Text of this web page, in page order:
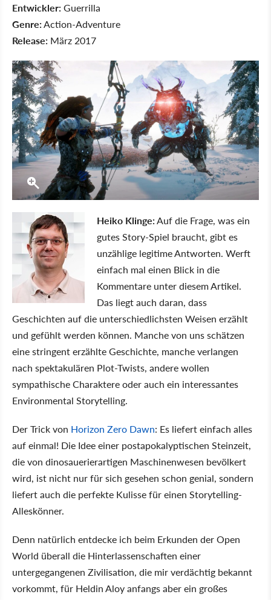
Entwickler:Guerrilla
Genre:Action-Adventure
Release: März 2017
Heiko Klinge:Auf die Frage, was ein
gutes Story-Spiel braucht, gibt es
unzählige legitime Antworten. Werft
einfach mal einen Blick in die
Kommentare unter diesem Artikel.
Das liegt auch daran, dass
Geschichten auf die unterschiedlichsten Weisen erzählt
und gefühlt werden können. Manche von uns schätzen
eine stringent erzählte Geschichte, manche verlangen
nach spektakulären Plot-Twists, andere wollen
sympathische Charaktere oder auch ein interessantes
Environmental Storytelling.
Der Trick von Horizon Zero Dawn: Es liefert einfach alles
auf einmal! Die Idee einer postapokalyptischen Steinzeit,
die von dinosauerierartigen Maschinenwesen bevölkert
wird, ist nicht nur für sich gesehen schon genial, sondern
liefert auch die perfekte Kulisse für einen Storytelling-
Alleskönner.
Denn natürlich entdecke ich beim Erkunden der Open
World überall die Hinterlassenschaften einer
untergegangenen Zivilisation, die mir verdächtig bekannt
vorkommt, für Heldin Aloy anfangs aber ein großes